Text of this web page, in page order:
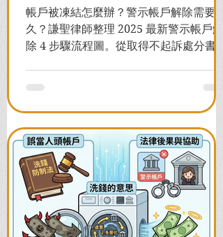
帳戶被凍結怎麼辦？警示帳戶解除需要多
久？謙聖律師整理 2025 最新警示帳戶解
除 4 步驟流程圖。從取得不起訴處分書到